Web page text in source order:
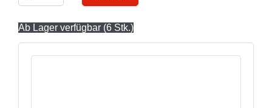
Ab Lager verfügbar (6 Stk.)